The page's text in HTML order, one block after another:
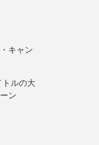
キャン
トルの大
ン